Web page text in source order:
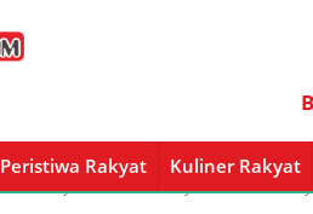
Peristiwa Rakyat Kuliner Rakyat
Rakyat Kuliner Rakyat Wisata